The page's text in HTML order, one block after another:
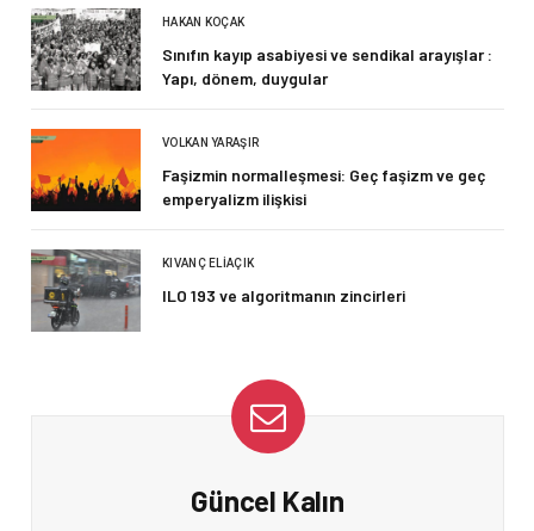
HAKAN KOÇAK
Sınıfın kayıp asabiyesi ve sendikal arayışlar :
Yapı, dönem, duygular
VOLKAN YARAŞIR
Faşizmin normalleşmesi: Geç faşizm ve geç
emperyalizm ilişkisi
KIVANÇ ELIAÇIK
ILO 193 ve algoritmanın zincirleri
Güncel Kalın